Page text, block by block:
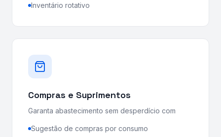
Inventário rotativo
Compras e Suprimentos
Garanta abastecimento sem desperdício com
Sugestão de compras por consumo